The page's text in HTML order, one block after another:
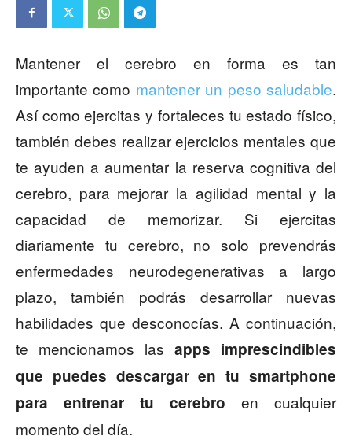
Mantener el cerebro en forma es tan
importante como mantener un peso saludable.
Así como ejercitas y fortaleces tu estado físico,
también debes realizar ejercicios mentales que
te ayuden a aumentar la reserva cognitiva del
cerebro, para mejorar la agilidad mental y la
capacidad de memorizar. Si ejercitas
diariamente tu cerebro, no solo prevendrás
enfermedades neurodegenerativas a largo
plazo, también podrás desarrollar nuevas
habilidades que desconocías. A continuación,
te mencionamos las apps imprescindibles
que puedes descargar en tu smartphone
para entrenar tu cerebro en cualquier
momento del día.